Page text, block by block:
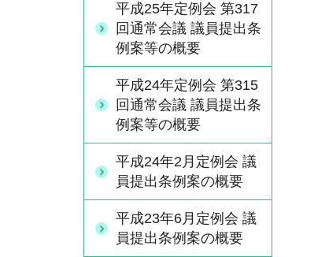
平成25年定例会 第317
回通常会議 議員提出条
例案等の概要
平成24年定例会 第315
回通常会議 議員提出条
例案等の概要
平成24年2月定例会 議
員提出条例案の概要
平成23年6月定例会 議
員提出条例案の概要